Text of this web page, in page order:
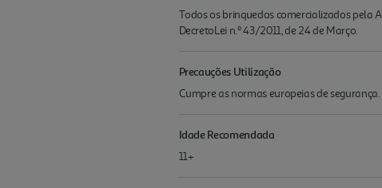
Todos os brinquedos comercializados pela
DecretoLei n.º 43/2011, de 24 de Março.
Precauções Utilização
Cumpre as normas europeias de
Idade Recomendada
11+